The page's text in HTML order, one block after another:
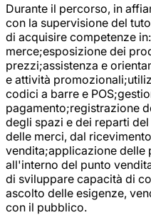
Durante il percorso, in
con la supervisione del
di acquisire competenze
merce;esposizione dei
prezzi;assistenza e
e attività
codici a barre e
pagamento;registrazione
degli spazi e dei reparti
delle merci, dal
vendita;applicazione delle
all'interno del punto
di sviluppare capacità di
ascolto delle esigenze,
con il pubblico.